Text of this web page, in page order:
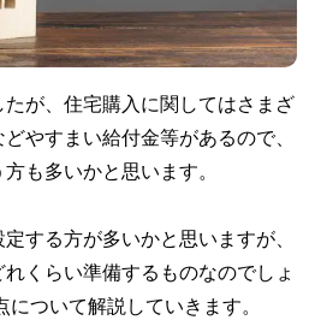
が、住宅購入に関してはさまざ
やすまい給付金等があるので、
も多いかと思います。
する方が多いかと思いますが、
くらい準備するものなのでしょ
について解説していきます。